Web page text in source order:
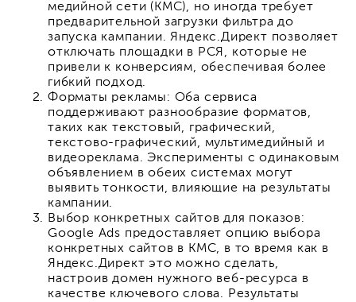
медийной сети (КМС), но иногда требует
предварительной загрузки фильтра до
запуска кампании. Яндекс.Директ позволяет
отключать площадки в РСЯ, которые не
привели к конверсиям, обеспечивая более
гибкий подход.
Форматы рекламы: Оба сервиса
поддерживают разнообразие форматов,
таких как текстовый, графический,
текстово-графический, мультимедийный и
видеореклама. Эксперименты с одинаковым
объявлением в обеих системах могут
выявить тонкости, влияющие на результаты
кампании.
Выбор конкретных сайтов для показов:
Google Ads предоставляет опцию выбора
конкретных сайтов в КМС, в то время как в
Яндекс.Директ это можно сделать,
настроив домен нужного веб-ресурса в
качестве ключевого слова. Результаты